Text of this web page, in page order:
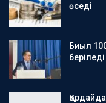
өседі
Биыл
беріледі